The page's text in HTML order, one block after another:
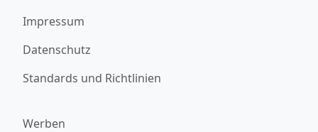
Impressum
Datenschutz
Standards und Richtlinien
Werben